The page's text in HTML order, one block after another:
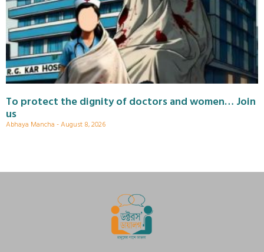
To protect the dignity of doctors and women… Join
us
Abhaya Mancha August 8, 2026